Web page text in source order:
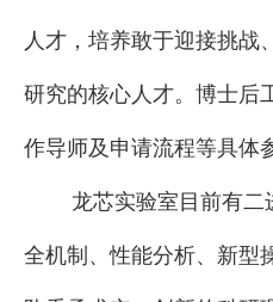
人才，培养敢于迎接挑战
研究的核心人才。博士后
作导师及申请流程等具体
龙芯实验室目前有
全机制、性能分析、新型